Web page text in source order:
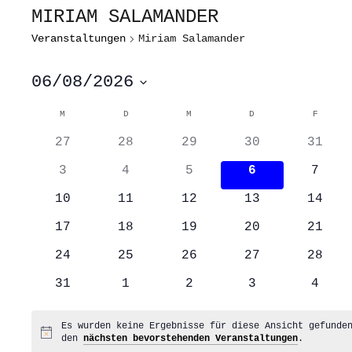
MIRIAM SALAMANDER
Veranstaltungen Miriam Salamander
06/08/2026
wählen.
KALENDER
VERANSTALTUNGEN
M D M D F
0
27
0
Veranstaltungen
28
0
Veranstaltungen
29
0
30
0
31
0
3
0
Veranstaltungen
4
0
Veranstaltungen
5
0
6
0
7
0
10
0
11
0
12
0
13
0
14
0
17
0
18
0
19
0
20
0
21
0
24
0
25
0
26
0
27
0
28
0
31
0
1
0
2
0
3
0
4
Hinweis
Es wurden keine Ergebnisse für diese Ansicht
den nächsten bevorstehenden Veranstaltungen.